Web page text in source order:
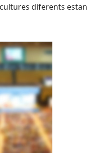
diferents estan